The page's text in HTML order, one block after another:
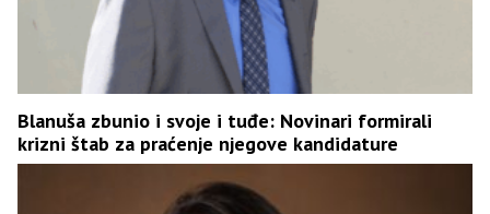
Blanuša zbunio i svoje i tuđe: Novinari formirali
krizni štab za praćenje njegove kandidature